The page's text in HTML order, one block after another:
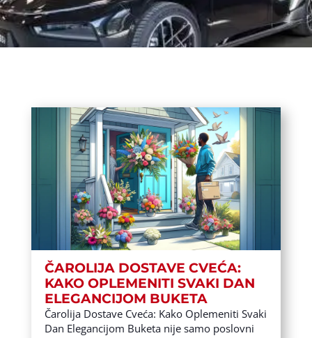
ČAROLIJA DOSTAVE CVEĆA:
KAKO OPLEMENITI SVAKI DAN
ELEGANCIJOM BUKETA
Čarolija Dostave Cveća: Kako Oplemeniti Svaki
Dan Elegancijom Buketa nije samo poslovni